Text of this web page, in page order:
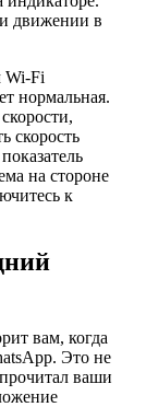
движении в
Wi-Fi
нормальная.
скорость
на стороне
к
вам, когда
Это не
прочитал ваши